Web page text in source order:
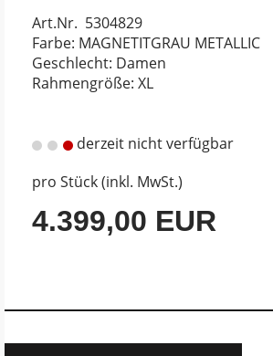
Art.Nr. 5304829
Farbe: MAGNETITGRAU METALLIC
Geschlecht: Damen
Rahmengröße: XL
derzeit nicht verfügbar
pro Stück (inkl. MwSt.)
4.399,00 EUR